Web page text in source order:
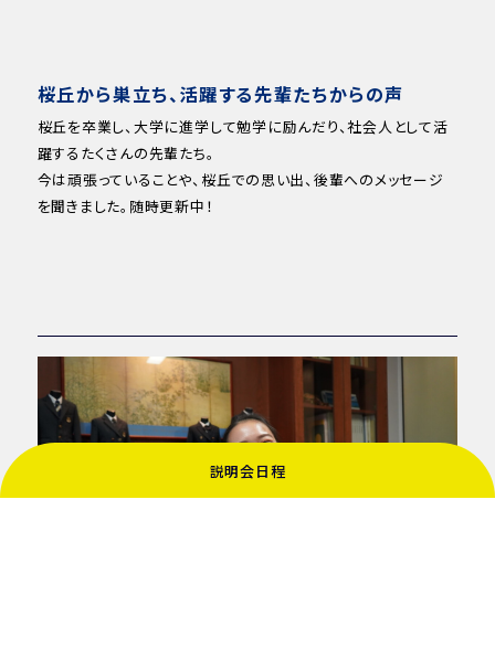
説明会日程
桜丘から巣立ち、活躍する先輩たちからの声
桜丘を卒業し、大学に進学して勉学に励んだり、社会人として活
躍するたくさんの先輩たち。
今は頑張っていることや、桜丘での思い出、後輩へのメッセージ
を聞きました。随時更新中！